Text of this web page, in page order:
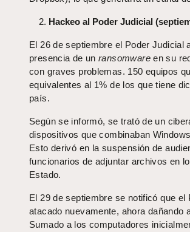
Hackeo al Poder Judicial
El 26 de septiembre el Poder Judicial
presencia de unransomwareen su
con graves problemas. 150 equipos
equivalentes al 1% de los que tiene
país.
Según se informó, se trató de un
dispositivos que combinaban
Esto derivó en la suspensión de
funcionarios de adjuntar archivos en
Estado.
El 29 de septiembre se notificó que
atacado nuevamente, ahora dañando
Sumado a los computadores